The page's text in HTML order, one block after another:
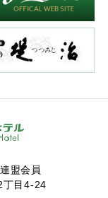
盟会員
丁目4-24